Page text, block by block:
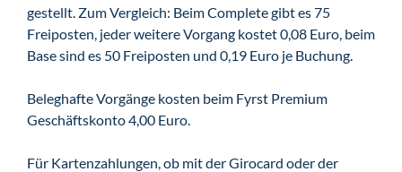
gestellt. Zum Vergleich: Beim Complete gibt es 75
Freiposten, jeder weitere Vorgang kostet 0,08 Euro, beim
Base sind es 50 Freiposten und 0,19 Euro je Buchung.
Beleghafte Vorgänge kosten beim Fyrst Premium
Geschäftskonto 4,00 Euro.
Für Kartenzahlungen, ob mit der Girocard oder der